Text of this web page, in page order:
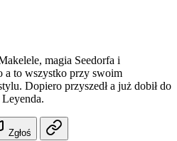
magia Seedorfa i
a to wszystko przy swoim
Dopiero przyszedł a już dobił do
Zgłoś